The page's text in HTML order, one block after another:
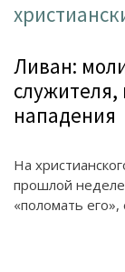
Ливан:
служителя,
нападения
На
прошлой
«поломать